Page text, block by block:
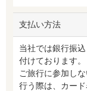
支払い方法
当社では銀行振
付けております。
ご旅行に参加し
行う際は、カー